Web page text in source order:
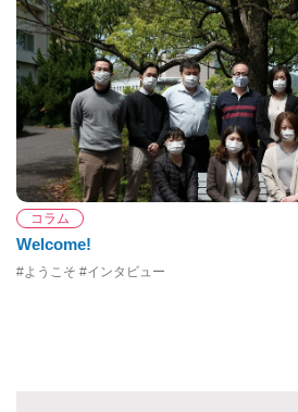
コラム
Welcome!
#ようこそ #インタビュー